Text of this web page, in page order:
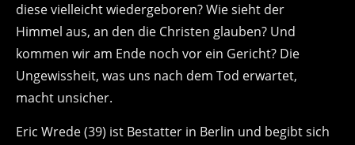
diese vielleicht wiedergeboren? Wie sieht der
Himmel aus, an den die Christen glauben? Und
kommen wir am Ende noch vor ein Gericht? Die
Ungewissheit, was uns nach dem Tod erwartet,
macht unsicher.
Eric Wrede (39) ist Bestatter in Berlin und begibt sich